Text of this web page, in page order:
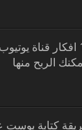
10 افكار قناة
الربح منها
كتابة بوست